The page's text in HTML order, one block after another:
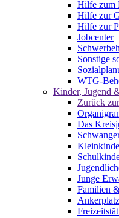
Hilfe zum
Hilfe zur
Hilfe zur
Jobcenter
Sonstige
WTG-
Kinder, Jugend
Zurück
Das
Junge
Familien